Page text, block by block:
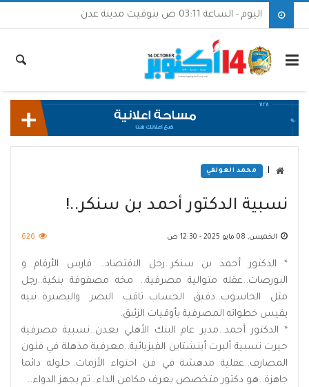
اليوم - الساعة 03:11 ص بتوقيت مدينة عدن
محمد العولقي
نسبية الدكتور أحمد بن سنكر..!
الخميس, 08 مايو 2025 - 12:30 ص 626
* الدكتور أحمد بن سنكر..رجل الاقتصاد.. فارس الأرقام و
البورصات..عقله متوالية مصرفية.. مخه مصفوفة بنكية..رجل
مثل الحاسوب..دقيق الحساب..ثاقب البصر والبصيرة..نبيه
يقيس خطواته المصرفية بأوقيات الزئبق.
* الدكتور أحمد..مدير عام البنك الأهلي بعدن..نسبية مصرفية
حيرت نسبية ألبرت أينشتاين الفيزيائية..معرفية مذهلة في فنون
المصارف..عقلية مدهشة في فن احتواء الأزمات..حلوله دائما
جاهزة..هو دكتور متخصص يعرف مكامن الداء..ثم يجهز الدواء..